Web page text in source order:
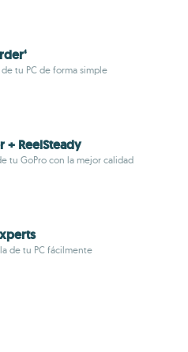
tu PC de forma simple
+ ReelSteady
tu GoPro con la mejor calidad
de tu PC fácilmente